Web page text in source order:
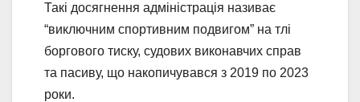
Такі досягнення адміністрація називає
“виключним спортивним подвигом” на тлі
боргового тиску, судових виконавчих справ
та пасиву, що накопичувався з 2019 по 2023
роки.